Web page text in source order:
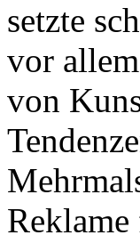
setzte
vor
von